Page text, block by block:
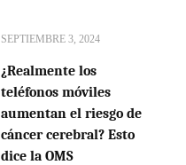
SEPTIEMBRE 3, 2024
¿Realmente los
teléfonos móviles
aumentan el riesgo de
cáncer cerebral? Esto
dice la OMS